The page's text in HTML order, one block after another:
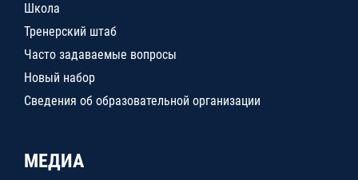
Школа
Тренерский штаб
Часто задаваемые вопросы
Новый набор
Сведения об образовательной организации
МЕДИА